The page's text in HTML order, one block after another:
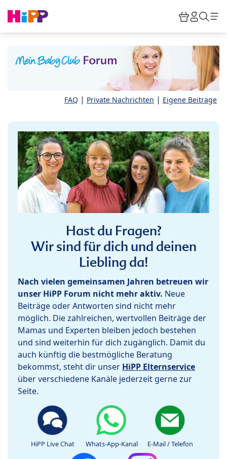
HiPP
FAQ | Private Nachrichten | Eigene Beiträge
Hast du Fragen?
Wir sind für dich und deinen
Liebling da!
Nach vielen gemeinsamen Jahren betreuen wir
unser HiPP Forum nicht mehr aktiv. Neue
Beiträge oder Antworten sind nicht mehr
möglich. Die zahlreichen, wertvollen Beiträge der
Mamas und Experten bleiben jedoch bestehen
und sind weiterhin für dich zugänglich. Damit du
auch künftig die bestmögliche Beratung
bekommst, steht dir unser HiPP Elternservice
über verschiedene Kanäle jederzeit gerne zur
Seite.
HiPP Live Chat Whats-App-Kanal E-Mail / Telefon